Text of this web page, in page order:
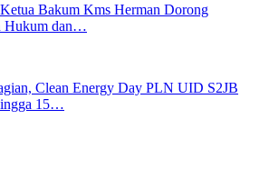
Bakum Kms Herman Dorong
Hukum dan…
Clean Energy Day PLN UID S2JB
15…